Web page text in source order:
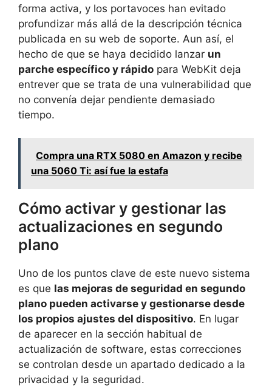
forma activa, y los portavoces han evitado
profundizar más allá de la descripción técnica
publicada en su web de soporte. Aun así, el
hecho de que se haya decidido lanzar un
parche específico y rápido para WebKit deja
entrever que se trata de una vulnerabilidad que
no convenía dejar pendiente demasiado
tiempo.
Compra una RTX 5080 en Amazon y recibe
una 5060 Ti: así fue la estafa
Cómo activar y gestionar las
actualizaciones en segundo
plano
Uno de los puntos clave de este nuevo sistema
es que las mejoras de seguridad en segundo
plano pueden activarse y gestionarse desde
los propios ajustes del dispositivo. En lugar
de aparecer en la sección habitual de
actualización de software, estas correcciones
se controlan desde un apartado dedicado a la
privacidad y la seguridad.